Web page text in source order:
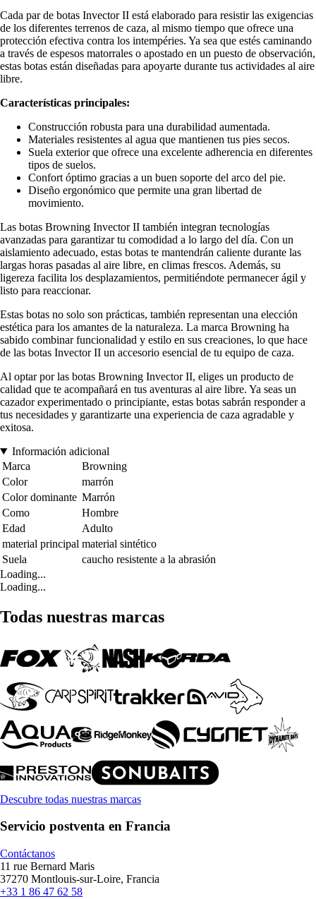
Cada par de botas Invector II está elaborado para resistir las exigencias
de los diferentes terrenos de caza, al mismo tiempo que ofrece una
protección efectiva contra los intempéries. Ya sea que estés caminando
a través de espesos matorrales o apostado en un puesto de observación,
estas botas están diseñadas para apoyarte durante tus actividades al aire
libre.
Características principales:
Construcción robusta para una durabilidad aumentada.
Materiales resistentes al agua que mantienen tus pies secos.
Suela exterior que ofrece una excelente adherencia en diferentes
tipos de suelos.
Confort óptimo gracias a un buen soporte del arco del pie.
Diseño ergonómico que permite una gran libertad de
movimiento.
Las botas Browning Invector II también integran tecnologías
avanzadas para garantizar tu comodidad a lo largo del día. Con un
aislamiento adecuado, estas botas te mantendrán caliente durante las
largas horas pasadas al aire libre, en climas frescos. Además, su
ligereza facilita los desplazamientos, permitiéndote permanecer ágil y
listo para reaccionar.
Estas botas no solo son prácticas, también representan una elección
estética para los amantes de la naturaleza. La marca Browning ha
sabido combinar funcionalidad y estilo en sus creaciones, lo que hace
de las botas Invector II un accesorio esencial de tu equipo de caza.
Al optar por las botas Browning Invector II, eliges un producto de
calidad que te acompañará en tus aventuras al aire libre. Ya seas un
cazador experimentado o principiante, estas botas sabrán responder a
tus necesidades y garantizarte una experiencia de caza agradable y
exitosa.
Información adicional
Marca
Browning
Color
marrón
Color dominante Marrón
Como
Hombre
Edad
Adulto
material principal material sintético
Suela
caucho resistente a la abrasión
Loading...
Loading...
Todas nuestras marcas
Descubre todas nuestras marcas
Servicio postventa en Francia
Contáctanos
11 rue Bernard Maris
37270 Montlouis-sur-Loire, Francia
+33 1 86 47 62 58